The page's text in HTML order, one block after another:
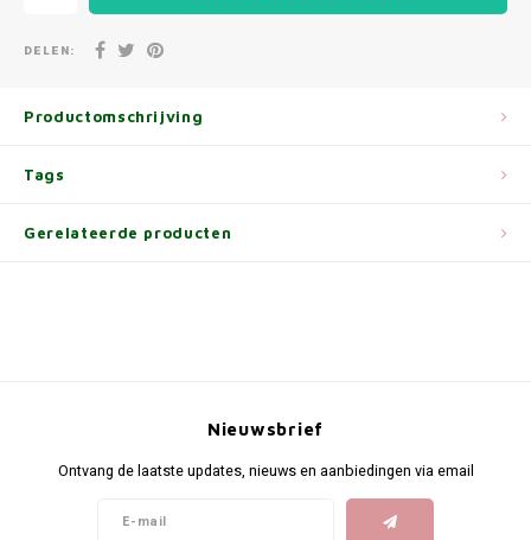
DELEN:
Productomschrijving
Tags
Gerelateerde producten
Nieuwsbrief
Ontvang de laatste updates, nieuws en aanbiedingen via email